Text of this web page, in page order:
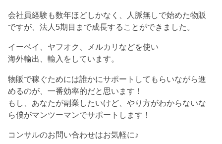
会社員経験も数年ほどしかなく、人脈無しで始めた物販
ですが、法人5期目まで成長することができました。
イーベイ、ヤフオク、メルカリなどを使い
海外輸出、輸入をしています。
物販で稼ぐためには誰かにサポートしてもらいながら進
めるのが、一番効率的だと思います！
もし、あなたが副業したいけど、やり方がわからないな
ら僕がマンツーマンでサポートします！
コンサルのお問い合わせはお気軽に♪